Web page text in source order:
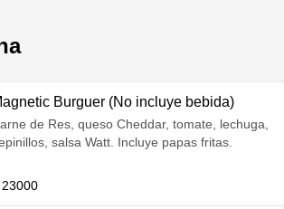
Burguer (No incluye bebida)
de Res, queso Cheddar, tomate, lechuga,
salsa Watt. Incluye papas fritas.